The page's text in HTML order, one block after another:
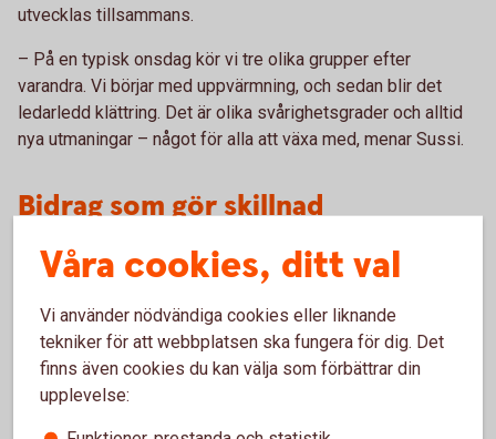
utvecklas tillsammans.
– På en typisk onsdag kör vi tre olika grupper efter
varandra. Vi börjar med uppvärmning, och sedan blir det
ledarledd klättring. Det är olika svårighetsgrader och alltid
nya utmaningar – något för alla att växa med, menar Sussi.
Bidrag som gör skillnad
Trots sin stora betydelse för många är Bergslagens
Klättersällskap en liten förening med begränsade resurser.
När utrustningen nyligen behövde bytas ut – eftersom den
nått slutet av sin livslängd – hade klubben inte själva
möjlighet att finansiera den. Tack vare sponsring från
Sparbanken Bergslagens ägarstiftelse kunde de göra den
Våra cookies, ditt val
Vi använder nödvändiga cookies eller liknande
tekniker för att webbplatsen ska fungera för dig. Det
finns även cookies du kan välja som förbättrar din
upplevelse: